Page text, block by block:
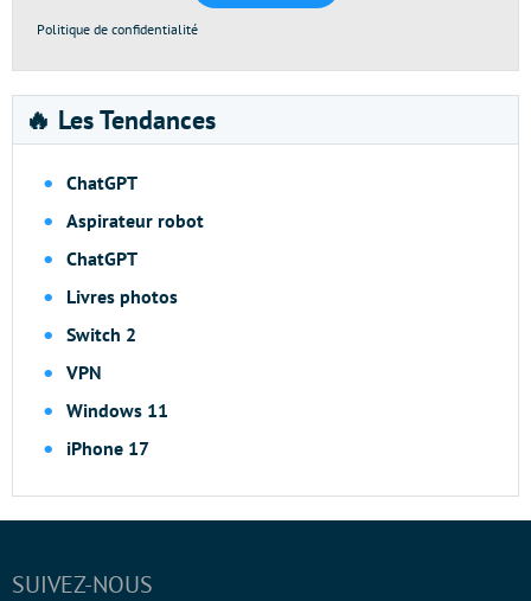
Politique de confidentialité
🔥 Les Tendances
ChatGPT
Aspirateur robot
ChatGPT
Livres photos
Switch 2
VPN
Windows 11
iPhone 17
SUIVEZ-NOUS